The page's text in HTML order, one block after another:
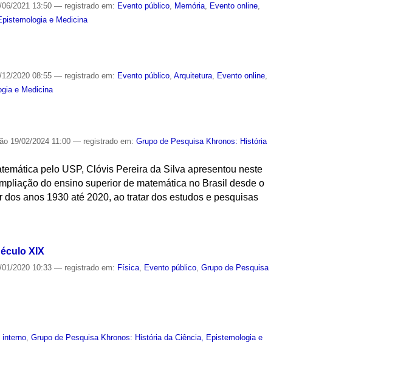
06/2021 13:50— registrado em: Evento público Memória Evento online
e Medicina
12/2020 08:55— registrado em: Evento público,Arquitetura, Evento online,
e Medicina
19/02/2024 11:00— registrado em:Grupo de Pesquisa Khronos: História
pelo USP, Clóvis Pereira da Silva apresentou neste
do ensino superior de matemática no Brasil desde o
anos 1930 até 2020, ao tratar dos estudos e pesquisas
XIX
01/2020 10:33— registrado em: Física Evento público ,Grupo de Pesquisa
interno,Grupo de Pesquisa Khronos: História da Ciência, Epistemologia e